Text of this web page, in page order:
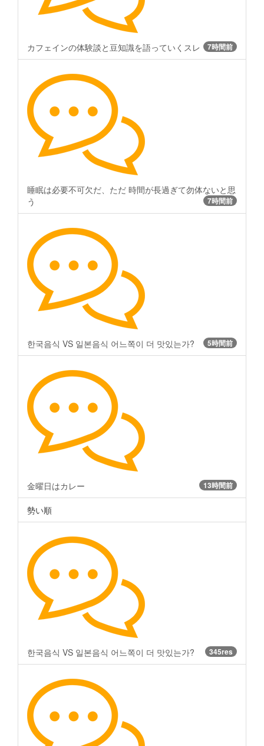
カフェインの体験談と豆知識を語っていくスレ 7時間前
睡眠は必要不可欠だ、ただ 時間が長過ぎて勿体ないと思
う
7時間前
한국음식 VS 일본음식 어느쪽이 더 맛있는가? 5時間前
金曜日はカレー 13時間前
勢い順
한국음식 VS 일본음식 어느쪽이 더 맛있는가? 345res